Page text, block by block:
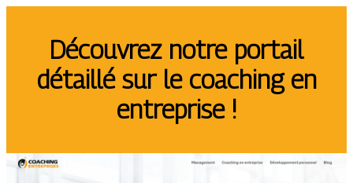
Découvrez notre portail
détaillé sur le coaching en
entreprise !